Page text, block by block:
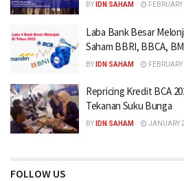
BY IDN SAHAM
Laba Bank Besar
Saham BBRI, BBCA,
BY IDN SAHAM
Repricing Kredit BCA
Tekanan Suku Bunga
BY IDN SAHAM JANUARY
FOLLOW US